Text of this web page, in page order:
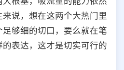
说，想在这两个大热门里
够细的切口，要么就在笔
表达，这才是切实可行的